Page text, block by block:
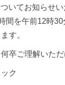
いてお知らせい
を午前12時30
す。
卒ご理解いた
ク